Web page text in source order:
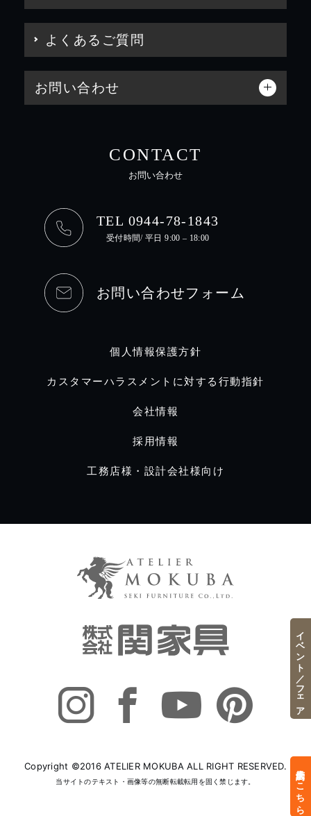
よくあるご質問
お問い合わせ
CONTACT
お問い合わせ
TEL 0944-78-1843
受付時間/ 平日 9:00 – 18:00
お問い合わせフォーム
個人情報保護方針
カスタマーハラスメントに対する行動指針
会社情報
採用情報
工務店様・設計会社様向け
Copyright ©2016 ATELIER MOKUBA ALL RIGHT RESERVED.
当サイトのテキスト・画像等の無断転載転用を固く禁じます。 来店予約はこちら
イベント／フェア